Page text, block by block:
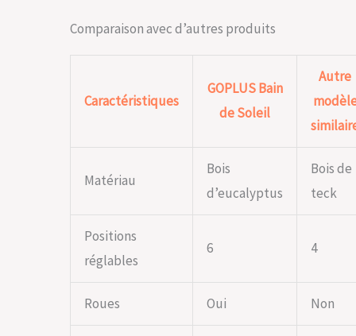
Comparaison avec d’autres produits
Caractéristiques
GOPLUS Bain
de Soleil
Autre
Matériau
Bois
d’eucalyptus
Bois de
teck
Positions
réglables
6 4
Roues Oui Non